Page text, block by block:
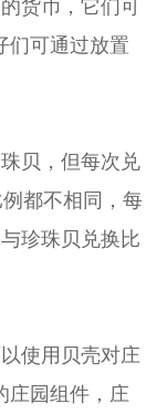
们可通过放置
贝，但每次兑
都不相同，每
珍珠贝兑换比
使用贝壳对庄
庄园组件，庄